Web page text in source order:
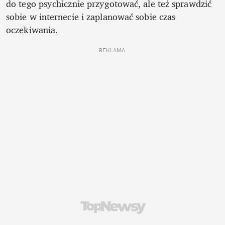
do tego psychicznie przygotować, ale też sprawdzić
sobie w internecie i zaplanować sobie czas
oczekiwania.
REKLAMA